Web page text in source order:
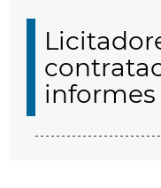
informes